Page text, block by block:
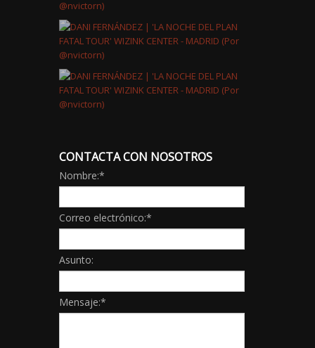
CONTACTA CON NOSOTROS
Nombre:*
Correo electrónico:*
Asunto:
Mensaje:*